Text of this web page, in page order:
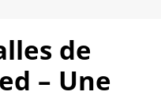
de
– Une